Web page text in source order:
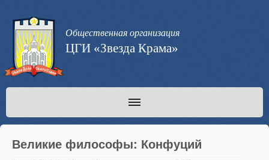
Общественная организация
ЦГИ «Звезда Крама»
Великие философы: Конфуций